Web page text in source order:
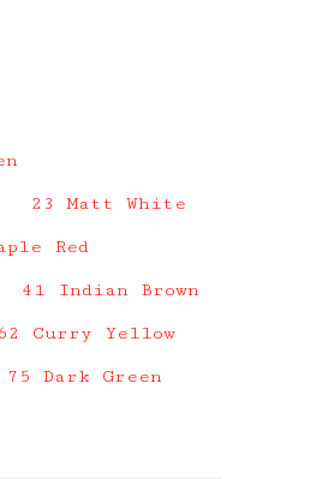
23 Matt White
Red
41 Indian Brown
62 Curry Yellow
75 Dark Green